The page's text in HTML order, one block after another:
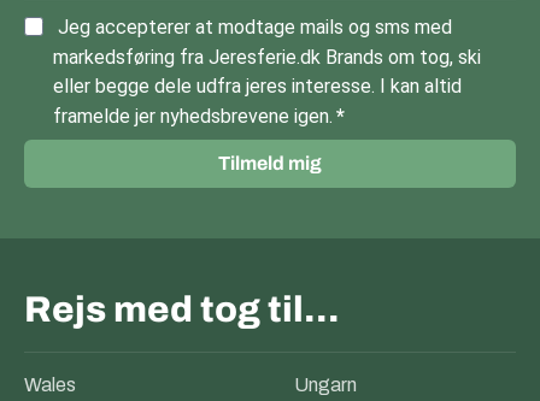
Jeg accepterer at modtage mails og sms med
markedsføring fra Jeresferie.dk Brands om tog, ski
eller begge dele udfra jeres interesse. I kan altid
framelde jer nyhedsbrevene igen.
Tilmeld mig
Rejs med tog til…
Wales
Ungarn